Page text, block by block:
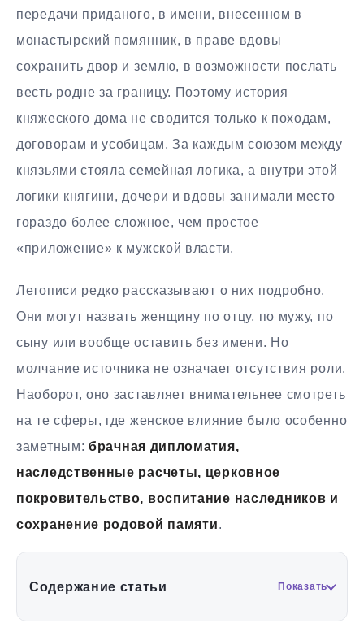
передачи приданого, в имени, внесенном в
монастырский помянник, в праве вдовы
сохранить двор и землю, в возможности послать
весть родне за границу. Поэтому история
княжеского дома не сводится только к походам,
договорам и усобицам. За каждым союзом между
князьями стояла семейная логика, а внутри этой
логики княгини, дочери и вдовы занимали место
гораздо более сложное, чем простое
«приложение» к мужской власти.
Летописи редко рассказывают о них подробно.
Они могут назвать женщину по отцу, по мужу, по
сыну или вообще оставить без имени. Но
молчание источника не означает отсутствия роли.
Наоборот, оно заставляет внимательнее смотреть
на те сферы, где женское влияние было особенно
заметным: брачная дипломатия,
наследственные расчеты, церковное
покровительство, воспитание наследников и
сохранение родовой памяти.
Содержание статьи Показать